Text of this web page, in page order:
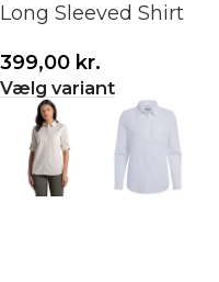
Long Sleeved Shirt
399,00 kr.
Vælg variant